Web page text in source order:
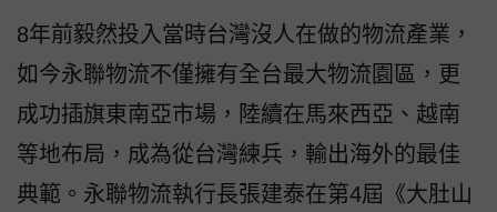
8年前毅然投入當時台灣沒人在做的物流產業，
如今永聯物流不僅擁有全台最大物流園區，更
成功插旗東南亞市場，陸續在馬來西亞、越南
等地布局，成為從台灣練兵，輸出海外的最佳
典範。永聯物流執行長張建泰在第4屆《大肚山